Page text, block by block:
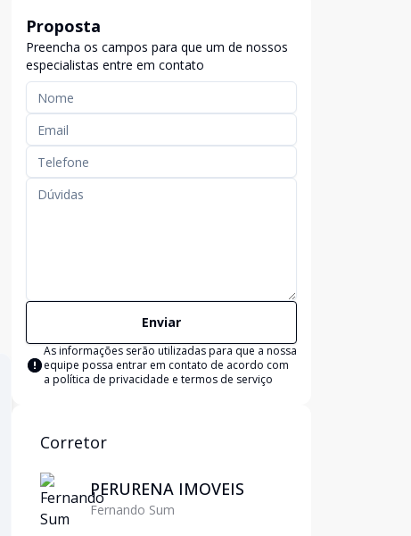
Proposta
Preencha os campos para que um de nossos
especialistas entre em contato
Enviar
As informações serão utilizadas para que a nossa
equipe possa entrar em contato de acordo com
a política de privacidade e termos de serviço
Corretor
PERURENA IMOVEIS
Fernando Sum